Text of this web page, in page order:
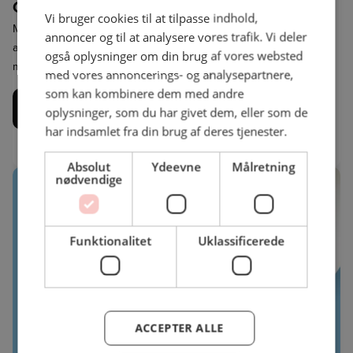
Guide til navngivning af retter
Målet med materialet er at hjælpe dig som madprofessionel med
at navngive dine retter bedre – især når det gælder planterige
måltider.
Download guide til navngivning af retter her
Vi bruger cookies til at tilpasse indhold,
annoncer og til at analysere vores trafik. Vi deler
også oplysninger om din brug af vores websted
med vores annoncerings- og analysepartnere,
som kan kombinere dem med andre
oplysninger, som du har givet dem, eller som de
har indsamlet fra din brug af deres tjenester.
Absolut
nødvendige
Ydeevne Målretning
Funktionalitet Uklassificerede
ACCEPTER ALLE